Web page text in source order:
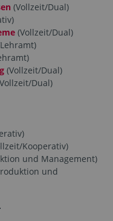
(Vollzeit/Dual)
(Vollzeit/Dual)
(Vollzeit/Dual)
Dual)
Kooperativ)
und Management)
und